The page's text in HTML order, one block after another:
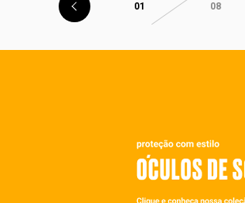
01 08